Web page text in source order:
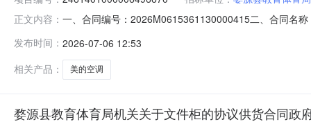
正文内容： 一、合同编号：2026M0615361130000415二、合同名
源县紫阳镇天佑西路婺园商贸城正门联系方式：
发布时间： 2026-07-06 12:53
相关产品：
美的空调
婺源县教育体育局机关关于文件柜的协议供货合同政